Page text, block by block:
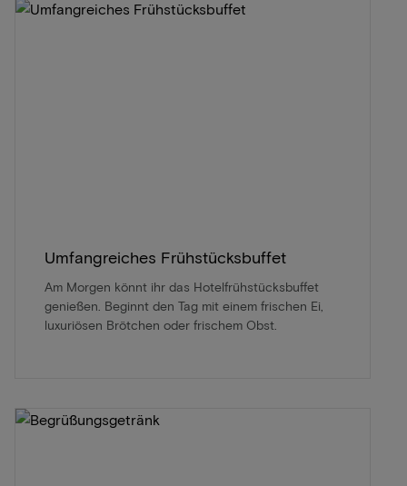
Umfangreiches Frühstücksbuffet
Am Morgen könnt ihr das Hotelfrühstücksbuffet
genießen. Beginnt den Tag mit einem frischen Ei,
luxuriösen Brötchen oder frischem Obst.